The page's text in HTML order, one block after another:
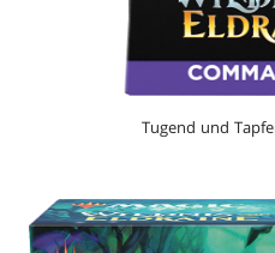
Tugend und